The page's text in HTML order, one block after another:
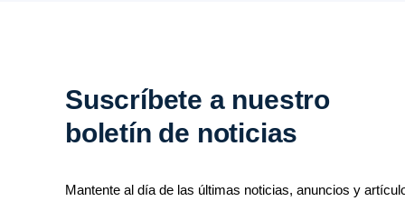
Suscríbete a nuestro
boletín de noticias
Mantente al día de las últimas noticias, anuncios y